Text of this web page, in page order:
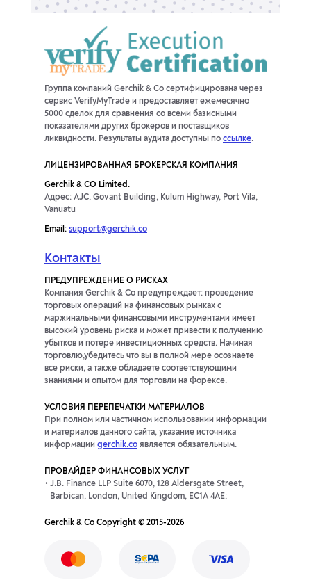
Группа компаний Gerchik & Co сертифицирована через
сервис VerifyMyTrade и предоставляет ежемесячно
5000 сделок для сравнения со всеми базисными
показателями других брокеров и поставщиков
ликвидности. Результаты аудита доступны по ссылке.
ЛИЦЕНЗИРОВАННАЯ БРОКЕРСКАЯ КОМПАНИЯ
Gerchik & CO Limited.
Адрес: AJC, Govant Building, Kulum Highway, Port Vila,
Vanuatu
Email: support@gerchik.co
Контакты
ПРЕДУПРЕЖДЕНИЕ О РИСКАХ
Компания Gerchik & Co предупреждает: проведение
торговых операций на финансовых рынках с
маржинальными финансовыми инструментами имеет
высокий уровень риска и может привести к получению
убытков и потере инвестиционных средств. Начиная
торговлю,убедитесь что вы в полной мере осознаете
все риски, а также обладаете соответствующими
знаниями и опытом для торговли на Форексе.
УСЛОВИЯ ПЕРЕПЕЧАТКИ МАТЕРИАЛОВ
При полном или частичном использовании информации
и материалов данного сайта, указание источника
информации gerchik.co является обязательным.
ПРОВАЙДЕР ФИНАНСОВЫХ УСЛУГ
J.B. Finance LLP Suite 6070, 128 Aldersgate Street,
Barbican, London, United Kingdom, EC1A 4AE;
Gerchik & Co Copyright © 2015-2026